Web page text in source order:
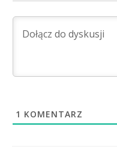
1 KOMENTARZ